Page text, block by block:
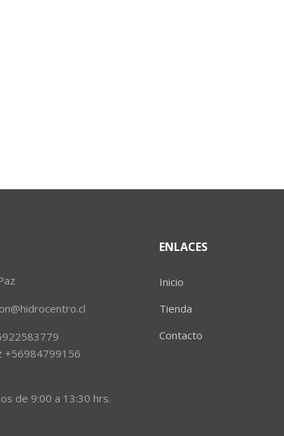
+56984799156
de 9:00 a 13:30 hrs.
ENLACES
Inicio
Tienda
Contacto